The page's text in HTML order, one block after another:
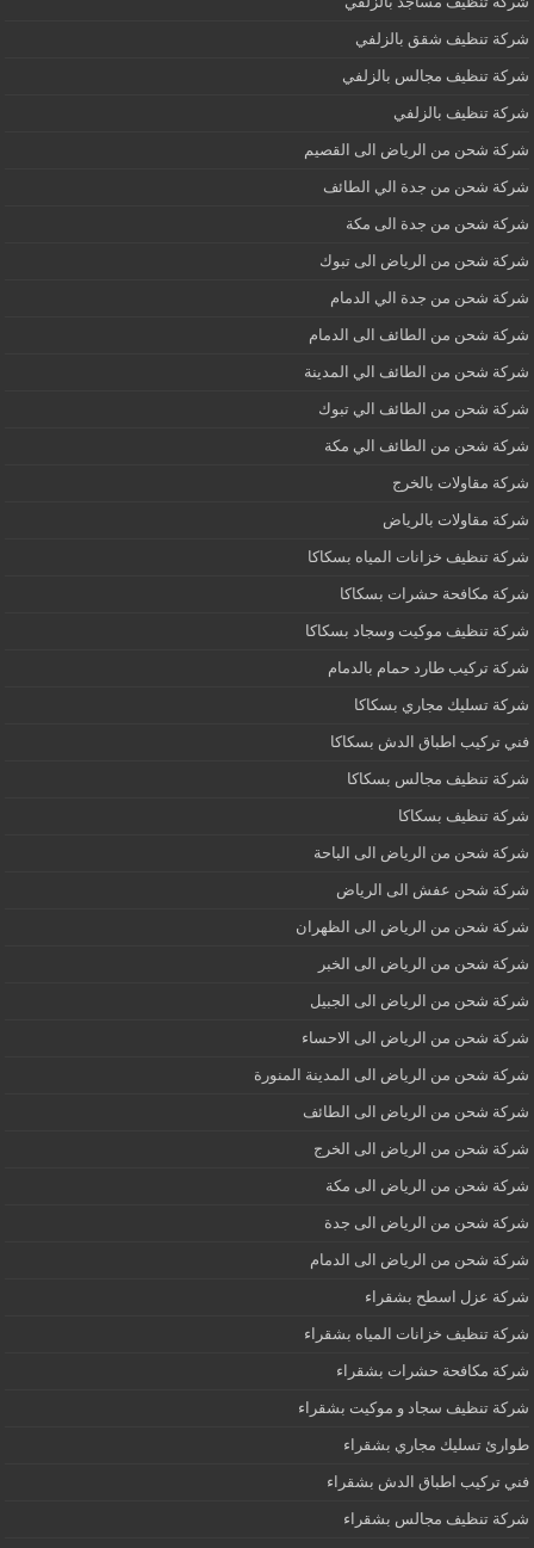
شركة تنظيف شقق بالزلفي
شركة تنظيف مجالس بالزلفي
شركة تنظيف بالزلفي
شركة شحن من الرياض الى القصيم
شركة شحن من جدة الي الطائف
شركة شحن من جدة الى مكة
شركة شحن من الرياض الى تبوك
شركة شحن من جدة الي الدمام
شركة شحن من الطائف الى الدمام
شركة شحن من الطائف الي المدينة
شركة شحن من الطائف الي تبوك
شركة شحن من الطائف الي مكة
شركة مقاولات بالخرج
شركة مقاولات بالرياض
شركة تنظيف خزانات المياه بسكاكا
شركة مكافحة حشرات بسكاكا
شركة تنظيف موكيت وسجاد بسكاكا
شركة تركيب طارد حمام بالدمام
شركة تسليك مجاري بسكاكا
فني تركيب اطباق الدش بسكاكا
شركة تنظيف مجالس بسكاكا
شركة تنظيف بسكاكا
شركة شحن من الرياض الى الباحة
شركة شحن عفش الى الرياض
شركة شحن من الرياض الى الظهران
شركة شحن من الرياض الى الخبر
شركة شحن من الرياض الى الجبيل
شركة شحن من الرياض الى الاحساء
شركة شحن من الرياض الى المدينة المنورة
شركة شحن من الرياض الى الطائف
شركة شحن من الرياض الى الخرج
شركة شحن من الرياض الى مكة
شركة شحن من الرياض الى جدة
شركة شحن من الرياض الى الدمام
شركة عزل اسطح بشقراء
شركة تنظيف خزانات المياه بشقراء
شركة مكافحة حشرات بشقراء
شركة تنظيف سجاد و موكيت بشقراء
طوارئ تسليك مجاري بشقراء
فني تركيب اطباق الدش بشقراء
شركة تنظيف مجالس بشقراء